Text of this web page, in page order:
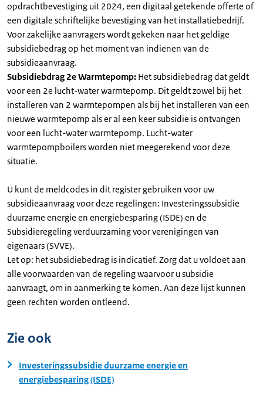
opdrachtbevestiging uit 2024, een digitaal getekende offerte of
een digitale schriftelijke bevestiging van het installatiebedrijf.
Voor zakelijke aanvragers wordt gekeken naar het geldige
subsidiebedrag op het moment van indienen van de
subsidieaanvraag.
Subsidiebdrag 2e Warmtepomp: Het subsidiebedrag dat geldt
voor een 2e lucht-water warmtepomp. Dit geldt zowel bij het
installeren van 2 warmtepompen als bij het installeren van een
nieuwe warmtepomp als er al een keer subsidie is ontvangen
voor een lucht-water warmtepomp. Lucht-water
warmtepompboilers worden niet meegerekend voor deze
situatie.
U kunt de meldcodes in dit register gebruiken voor uw
subsidieaanvraag voor deze regelingen: Investeringssubsidie
duurzame energie en energiebesparing (ISDE) en de
Subsidieregeling verduurzaming voor verenigingen van
eigenaars (SVVE).
Let op: het subsidiebedrag is indicatief. Zorg dat u voldoet aan
alle voorwaarden van de regeling waarvoor u subsidie
aanvraagt, om in aanmerking te komen. Aan deze lijst kunnen
geen rechten worden ontleend.
Zie ook
Investeringssubsidie duurzame energie en
energiebesparing (ISDE)